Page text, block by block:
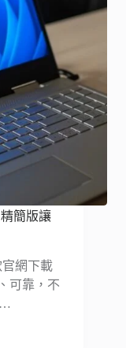
簡版讓
網下載
可靠，不
…